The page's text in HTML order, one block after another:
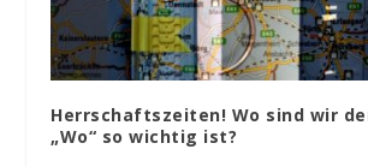
Herrschaftszeiten! Wo sind wir
„Wo“ so wichtig ist?